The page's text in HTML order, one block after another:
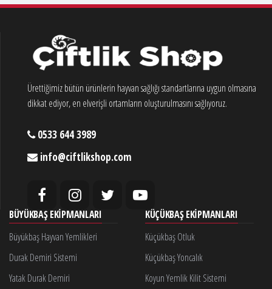
Ürettiğimiz bütün ürünlerin hayvan sağlığı standartlarına uygun olmasına
dikkat ediyor, en elverişli ortamların oluşturulmasını sağlıyoruz.
0533 644 3989
info@ciftlikshop.com
BÜYÜKBAŞ EKIPMANLARI
Büyükbaş Hayvan Yemlikleri
Durak Demiri Sistemi
Yatak Durak Demiri
KÜÇÜKBAŞ EKIPMANLARI
Küçükbaş Otluk
Küçükbaş Yoncalık
Koyun Yemlik Kilit Sistemi